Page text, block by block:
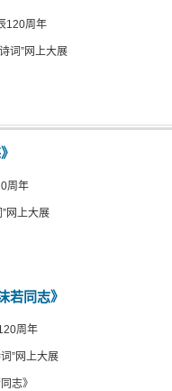
120周年
词”网上大展
周年
”网上大展
若同志》
周年
词”网上大展
志》